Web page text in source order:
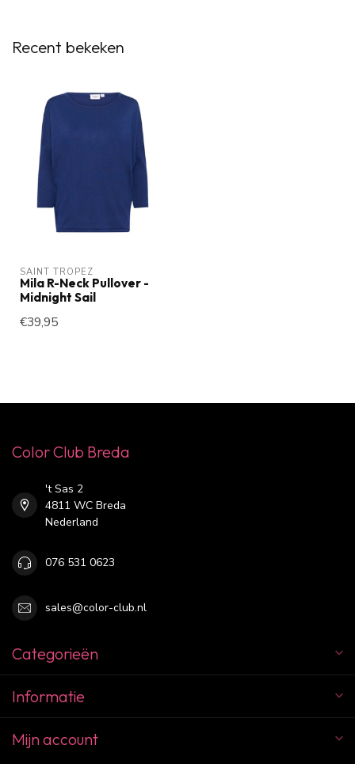
Recent bekeken
SAINT TROPEZ
Mila R-Neck Pullover -
Midnight Sail
€39,95
Color Club Breda
't Sas 2
4811 WC Breda
Nederland
076 531 0623
sales@color-club.nl
Categorieën
Informatie
Mijn account